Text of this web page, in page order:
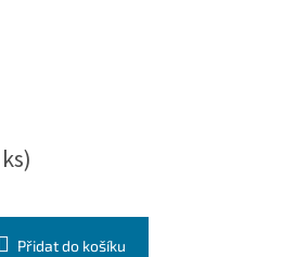
Přidat do košíku